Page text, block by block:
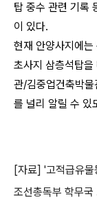
탑 중수 관련 기록
이 있다.
현재 안양사지에
초사지 삼층석탑
관/김중업건축박물
를 널리 알릴 수 있
[자료] '고적급유
조선총독부 학무국